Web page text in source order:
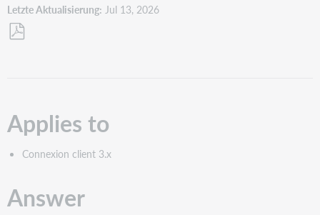
Letzte Aktualisierung Jul 13, 2026
Applies to
Connexion client 3.x
Answer